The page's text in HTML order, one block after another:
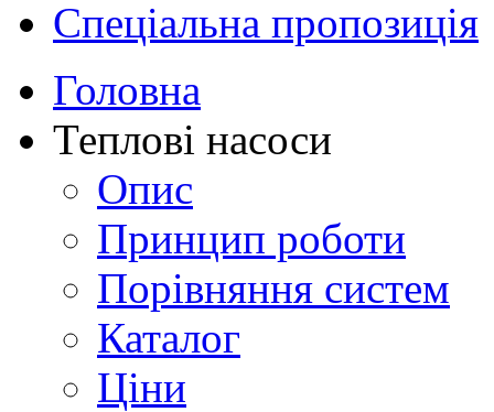
Спеціальна пропозиція
Головна
Теплові насоси
Опис
Принцип роботи
Порівняння систем
Каталог
Ціни